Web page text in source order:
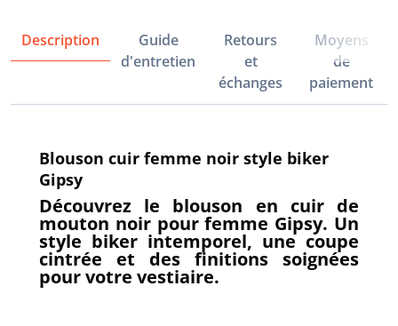
Description
Guide
d'entretien
Retours
et
échanges
Moyens
de
paiement
Blouson cuir femme noir style biker
Gipsy
Découvrez le blouson en cuir de
mouton noir pour femme Gipsy. Un
style biker intemporel, une coupe
cintrée et des finitions soignées
pour votre vestiaire.